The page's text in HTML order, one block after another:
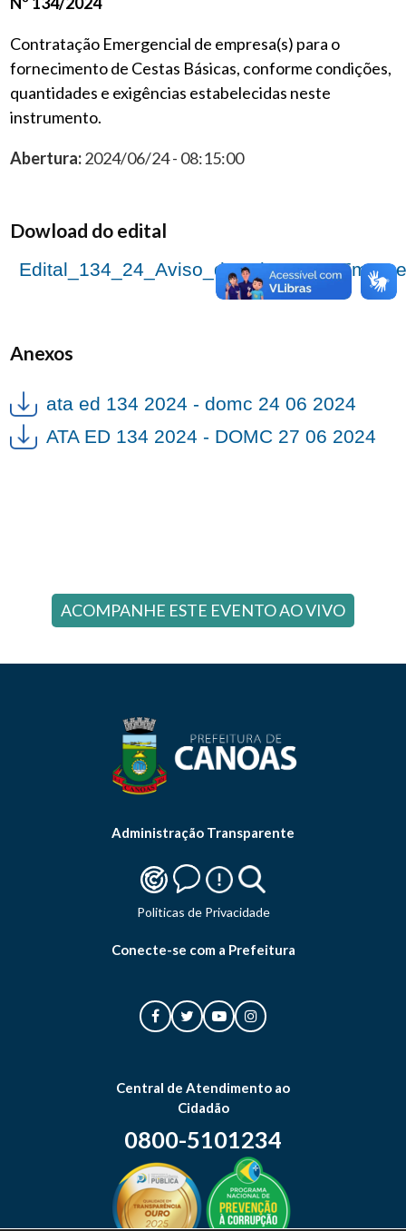
Contratação Emergencial de empresa(s) para o
fornecimento de Cestas Básicas, conforme condições,
quantidades e exigências estabelecidas neste
instrumento.
Abertura:2024/06/24 - 08:15:00
Dowload do edital
Anexos
ata ed 134 2024 - domc 24 06 2024
ATA ED 134 2024 - DOMC 27 06 2024
ACOMPANHE ESTE EVENTO AO VIVO
Administração Transparente
Politicas de Privacidade
Conecte-se com a Prefeitura
Central de Atendimento ao
Cidadão
0800-5101234